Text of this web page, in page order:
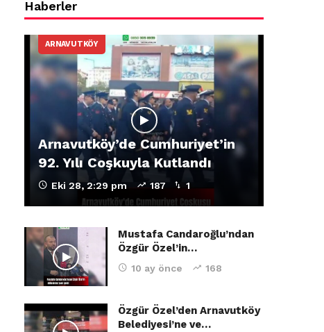
Haberler
ARNAVUTKÖY
Arnavutköy’de Cumhuriyet’in
92. Yılı Coşkuyla Kutlandı
Eki 28, 2:29 pm 187 1
Mustafa Candaroğlu’ndan
Özgür Özel’in…
10 ay önce 168
Özgür Özel’den Arnavutköy
Belediyesi’ne ve…